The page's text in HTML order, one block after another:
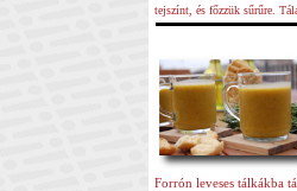
tejszínt, és főzzük sűrűre.
Forrón leveses tálkákba